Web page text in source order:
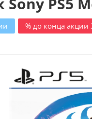
% до конца акции